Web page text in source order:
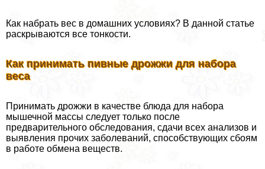
Как набрать вес в домашних условиях? В данной статье
раскрываются все тонкости.
Как принимать пивные дрожжи для набора
веса
Принимать дрожжи в качестве блюда для набора
мышечной массы следует только после
предварительного обследования, сдачи всех анализов и
выявления прочих заболеваний, способствующих сбоям
в работе обмена веществ.